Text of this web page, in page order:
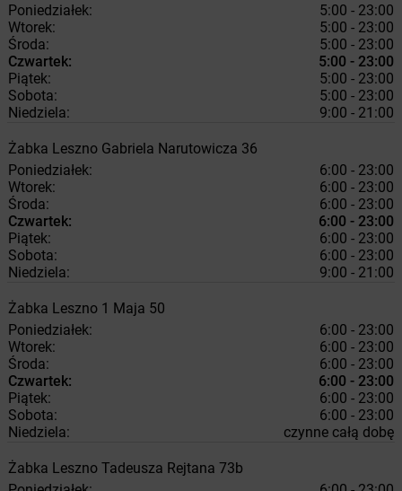
Poniedziałek:
5:00 - 23:00
Wtorek:
5:00 - 23:00
Środa:
5:00 - 23:00
Czwartek:
5:00 - 23:00
Piątek:
5:00 - 23:00
Sobota:
5:00 - 23:00
Niedziela:
9:00 - 21:00
Żabka Leszno Gabriela Narutowicza 36
Poniedziałek:
6:00 - 23:00
Wtorek:
6:00 - 23:00
Środa:
6:00 - 23:00
Czwartek:
6:00 - 23:00
Piątek:
6:00 - 23:00
Sobota:
6:00 - 23:00
Niedziela:
9:00 - 21:00
Żabka Leszno 1 Maja 50
Poniedziałek:
6:00 - 23:00
Wtorek:
6:00 - 23:00
Środa:
6:00 - 23:00
Czwartek:
6:00 - 23:00
Piątek:
6:00 - 23:00
Sobota:
6:00 - 23:00
Niedziela:
czynne całą dobę
Żabka Leszno Tadeusza Rejtana 73b